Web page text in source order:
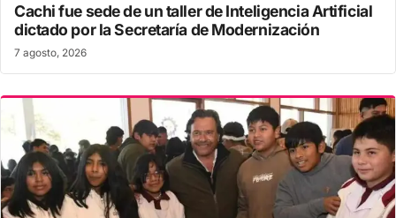
Cachi fue sede de un taller de Inteligencia Artificial
dictado por la Secretaría de Modernización
7 agosto, 2026